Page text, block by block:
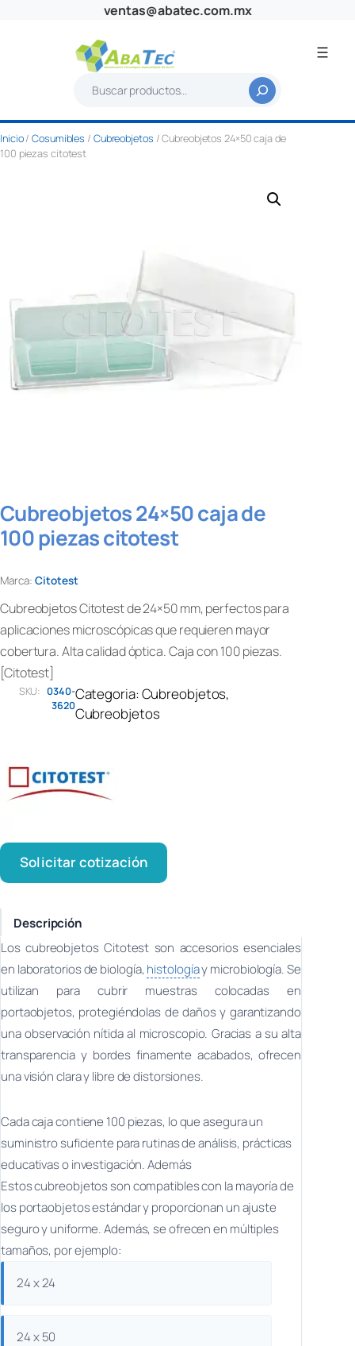
ventas@abatec.com.mx
s
c
a
Inicio/Cosumibles / Cubreobjetos / Cubreobjetos 24×50 caja de
100 piezas citotest
Cubreobjetos 24×50 caja de
100 piezas citotest
Marca: Citotest
Cubreobjetos Citotest de 24×50 mm, perfectos para
aplicaciones microscópicas que requieren mayor
cobertura. Alta calidad óptica. Caja con 100 piezas.
[Citotest]
SKU: 0340-
3620
Categoria:Cubreobjetos
Cubreobjetos
Solicitar cotización
Descripción
Los cubreobjetos Citotest son accesorios esenciales
en laboratorios de biología, histologíay microbiología. Se
utilizan para cubrir muestras colocadas en
portaobjetos, protegiéndolas de daños y garantizando
una observación nítida al microscopio. Gracias a su alta
transparencia y bordes finamente acabados, ofrecen
una visión clara y libre de distorsiones.
Cada caja contiene 100 piezas, lo que asegura un
suministro suficiente para rutinas de análisis, prácticas
educativas o investigación. Además
Estos cubreobjetos son compatibles con la mayoría de
los portaobjetos estándar y proporcionan un ajuste
seguro y uniforme. Además, se ofrecen en múltiples
tamaños, por ejemplo:
24 x 24
24 x 50